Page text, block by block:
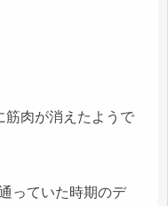
筋肉が消えたようで
っていた時期のデ